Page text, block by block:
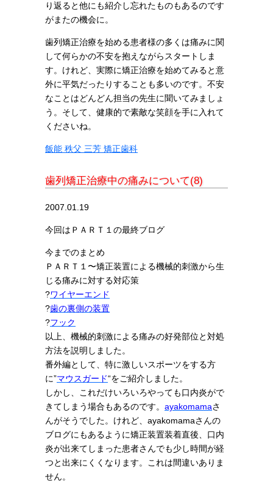
り返ると他にも紹介し忘れたものもあるのです
がまたの機会に。
歯列矯正治療を始める患者様の多くは痛みに関
して何らかの不安を抱えながらスタートしま
す。けれど、実際に矯正治療を始めてみると意
外に平気だったりすることも多いのです。不安
なことはどんどん担当の先生に聞いてみましょ
う。そして、健康的で素敵な笑顔を手に入れて
くださいね。
飯能 秩父 三芳 矯正歯科
歯列矯正治療中の痛みについて(8)
2007.01.19
今回はＰＡＲＴ１の最終ブログ
今までのまとめ
ＰＡＲＴ１〜矯正装置による機械的刺激から生
じる痛みに対する対応策
?ワイヤーエンド
?歯の裏側の装置
?フック
以上、機械的刺激による痛みの好発部位と対処
方法を説明しました。
番外編として、特に激しいスポーツをする方
に”マウスガード“をご紹介しました。
しかし、これだけいろいろやっても口内炎がで
きてしまう場合もあるのです。 ayakomamaさ
んがそうでした。けれど、ayakomamaさんの
ブログにもあるように矯正装置装着直後、口内
炎が出来てしまった患者さんでも少し時間が経
つと出来にくくなります。これは間違いありま
せん。